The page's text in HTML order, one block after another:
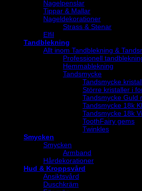
Nagelpenslar
Tippar & Mallar
Nageldekorationer
Strass & Stenar
Elfil
Tandblekning
Allt inom Tandblekning &
Professionell
Hemmablekning
Tandsmycke
Tandsmycke
Större kristaller i
Tandsmycke Guld
Tandsmycke 18k
Tandsmycke 18k
ToothFairy gems
Twinkles
Smycken
Smycken
Armband
Hårdekorationer
Hud & Kroppsvård
Ansiktsvård
Duschkräm